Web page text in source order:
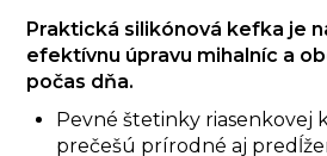
Praktická silikónová kefka je
efektívnu úpravu mihalníc a
počas dňa.
Pevné štetinky riasenkovej
prečešú prírodné aj